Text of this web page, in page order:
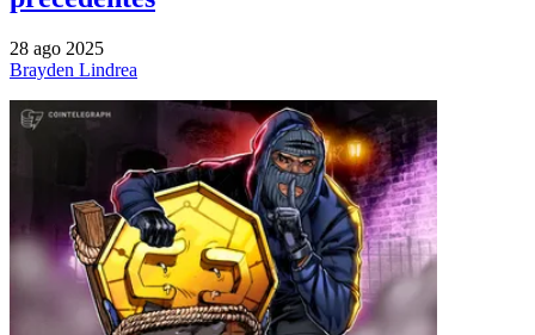
28 ago 2025
Brayden Lindrea